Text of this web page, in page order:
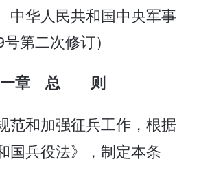
中华人民共和国中央军事
第二次修订）
一章 总 则
范和加强征兵工作，根据
国兵役法》，制定本条